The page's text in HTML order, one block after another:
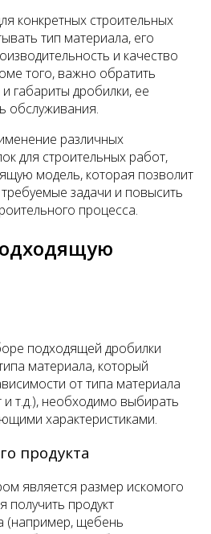
конкретных строительных
тип материала, его
и качество
того, важно обратить
габариты дробилки, ее
обслуживания.
различных
для строительных работ,
модель, которая позволит
задачи и повысить
процесса.
подходящей дробилки
материала, который
от типа материала
т.д.), необходимо выбирать
характеристиками.
продукта
является размер искомого
получить продукт
(например, щебень